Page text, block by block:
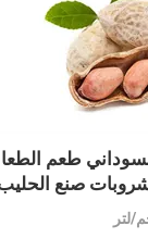
طعم
صنع الحليب